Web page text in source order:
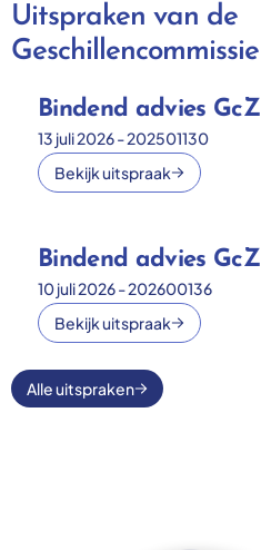
Uitspraken van de
Geschillencommissie
Bindend advies GcZ
13 juli 2026 - 202501130
Bekijk uitspraak
Bindend advies GcZ
10 juli 2026 - 202600136
Bekijk uitspraak
Alle uitspraken